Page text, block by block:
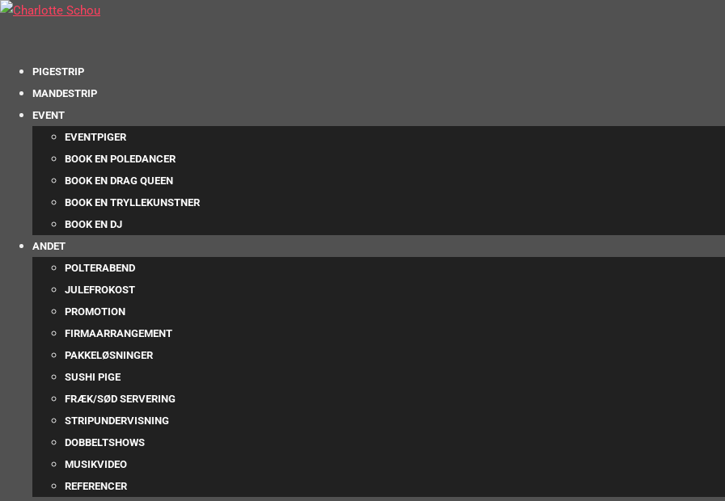
PIGESTRIP
MANDESTRIP
EVENT
EVENTPIGER
BOOK EN POLEDANCER
BOOK EN DRAG QUEEN
BOOK EN TRYLLEKUNSTNER
BOOK EN DJ
ANDET
POLTERABEND
JULEFROKOST
PROMOTION
FIRMAARRANGEMENT
PAKKELØSNINGER
SUSHI PIGE
FRÆK/SØD SERVERING
STRIPUNDERVISNING
DOBBELTSHOWS
MUSIKVIDEO
REFERENCER